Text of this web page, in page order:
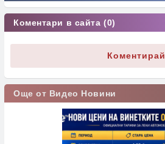
Коментари в сайта (0)
Коментирай
Още от Видео Новини